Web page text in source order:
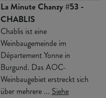
La Minute Chanzy #53 -
CHABLIS
Chablis ist eine
Weinbaugemeinde im
Département Yonne in
Burgund. Das AOC-
Weinbaugebiet erstreckt sich
über mehrere ... Siehe